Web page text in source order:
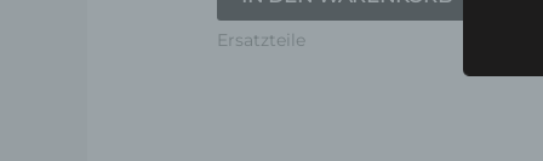
Ersatzteile